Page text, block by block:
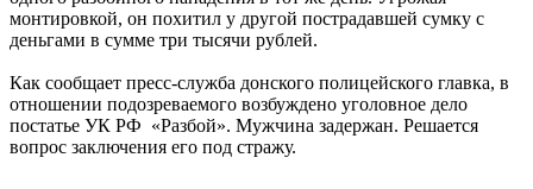
монтировкой, он похитил у другой пострадавшей сумку с
деньгами в сумме три тысячи рублей.
Как сообщает пресс-служба донского полицейского главка, в
отношении подозреваемого возбуждено уголовное дело
постатье УК РФ «Разбой». Мужчина задержан. Решается
вопрос заключения его под стражу.